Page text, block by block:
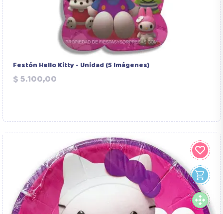
Festón Hello Kitty - Unidad (5 Imágenes)
$ 5.100,00